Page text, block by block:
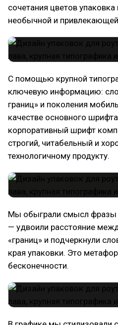
сочетания цветов упаковка
необычной и
С помощью крупной
ключевую информацию:
границ» и поколения
качестве основного
корпоративный шрифт
строгий, читабельный и
технологичному продукту.
Мы обыграли смысл фразы
— удвоили расстояние
«границ» и подчеркнули
края упаковки. Это
бесконечности.